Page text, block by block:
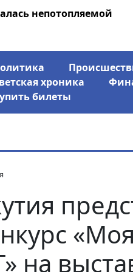
непотопляемой
хроника
билеты
на